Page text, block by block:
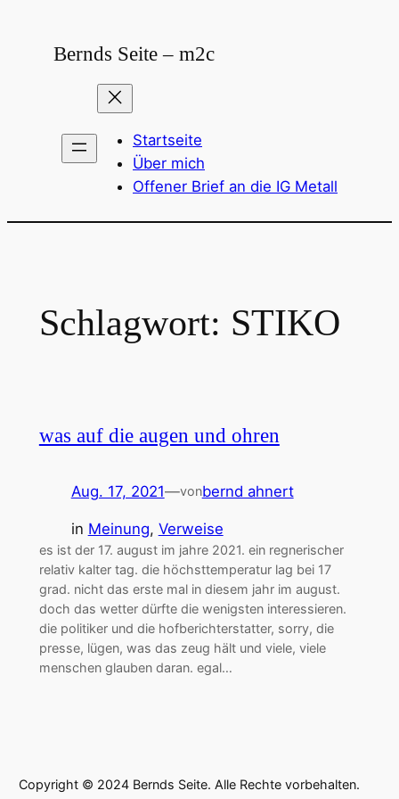
springenBernds Seite – m2c
Startseite
Über mich
Offener Brief an die IG Metall
Schlagwort: STIKO
was auf die augen und ohren
Aug. 17, 2021—vonbernd ahnert
in Meinung, Verweise
es ist der 17. august im jahre 2021. ein regnerischer
relativ kalter tag. die höchsttemperatur lag bei 17
grad. nicht das erste mal in diesem jahr im august.
doch das wetter dürfte die wenigsten interessieren.
die politiker und die hofberichterstatter, sorry, die
presse, lügen, was das zeug hält und viele, viele
menschen glauben daran. egal…
Copyright © 2024 Bernds Seite. Alle Rechte vorbehalten.